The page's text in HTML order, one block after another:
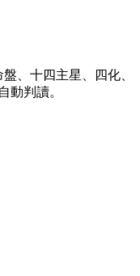
、十四主星、四化、
動判讀。